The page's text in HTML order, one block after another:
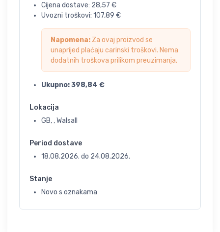
Cijena dostave: 28,57 €
Uvozni troškovi: 107,89 €
Napomena: Za ovaj proizvod se
unaprijed plaćaju carinski troškovi. Nema
dodatnih troškova prilikom preuzimanja.
Ukupno:398,84 €
Lokacija
GB, , Walsall
Period dostave
18.08.2026. do 24.08.2026.
Stanje
Novo s oznakama